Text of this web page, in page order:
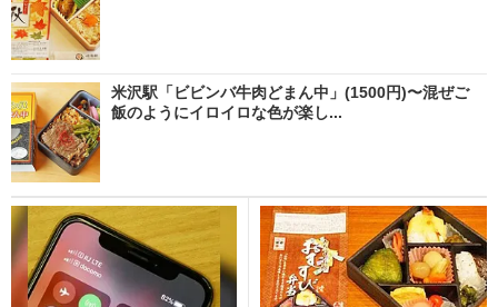
米沢駅「ビビンバ牛肉どまん中」(1500円)〜混ぜご
飯のようにイロイロな色が楽し...